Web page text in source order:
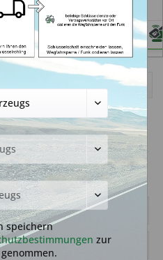
und Ihrem Passwort
speichern
zur